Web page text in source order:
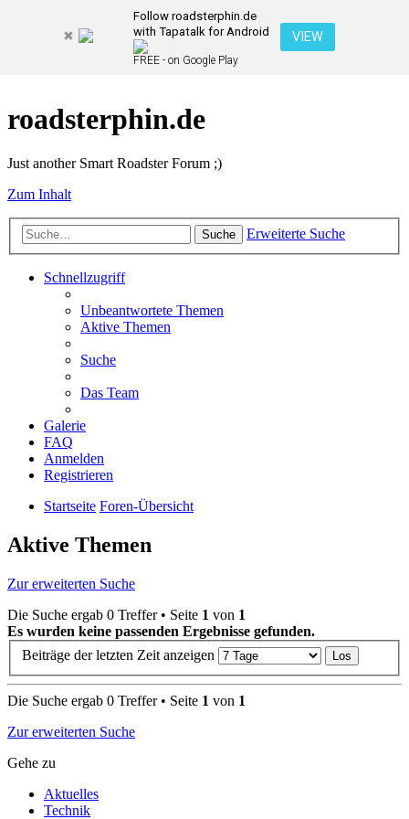
Follow roadsterphin.de
with Tapatalk for Android
FREE - on Google Play
VIEW
roadsterphin.de
Just another Smart Roadster Forum ;)
Zum Inhalt
Suche Erweiterte Suche
Schnellzugriff
Unbeantwortete Themen
Aktive Themen
Suche
Das Team
Galerie
FAQ
Anmelden
Registrieren
Startseite Foren-Übersicht
Aktive Themen
Zur erweiterten Suche
Die Suche ergab 0 Treffer • Seite 1 von 1
Es wurden keine passenden Ergebnisse gefunden.
Beiträge der letzten Zeit anzeigen
Die Suche ergab 0 Treffer • Seite 1 von 1
Zur erweiterten Suche
Gehe zu
Aktuelles
Technik